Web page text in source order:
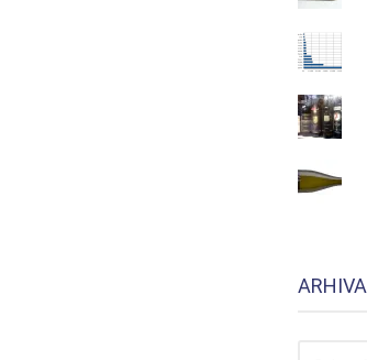
ARHIVA